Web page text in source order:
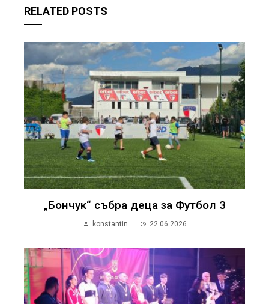
RELATED POSTS
„Бончук“ събра деца за Футбол 3
konstantin 22.06.2026